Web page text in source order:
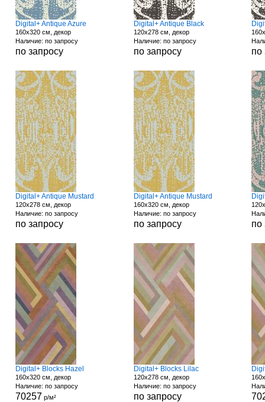
Digital+ Antique Azure
160x320 см, декор
Наличие: по запросу
по запросу
Digital+ Antique Black
120x278 см, декор
Наличие: по запросу
по запросу по
Digital+ Antique Mustard
120x278 см, декор
Наличие: по запросу
по запросу
Digital+ Antique Mustard
160x320 см, декор
Наличие: по запросу
по запросу по
Digital+ Blocks Hazel
160x320 см, декор
Наличие: по запросу
70257 р/м²
Digital+ Blocks Lilac
120x278 см, декор
Наличие: по запросу
по запросу